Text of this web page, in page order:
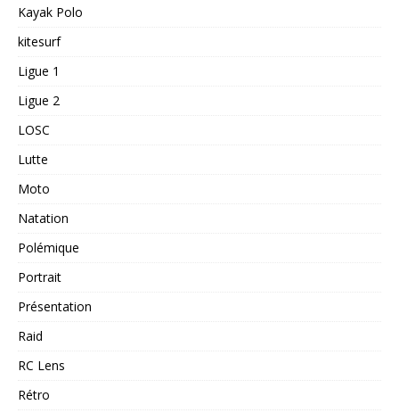
Kayak Polo
kitesurf
Ligue 1
Ligue 2
LOSC
Lutte
Moto
Natation
Polémique
Portrait
Présentation
Raid
RC Lens
Rétro